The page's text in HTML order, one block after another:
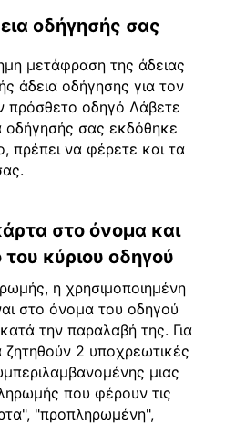
οδήγησής σας
μετάφραση της άδειας
άδεια οδήγησης για τον
πρόσθετο οδηγό Λάβετε
οδήγησής σας εκδόθηκε
πρέπει να φέρετε και τα
στο όνομα και
κύριου οδηγού
η χρησιμοποιημένη
στο όνομα του οδηγού
την παραλαβή της. Για
2 υποχρεωτικές
μιας
που φέρουν τις
"προπληρωμένη",